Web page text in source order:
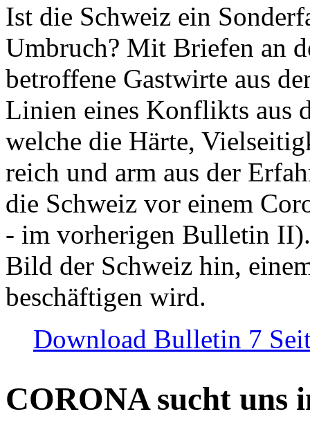
Ist die Schweiz ein
Umbruch? Mit Briefen an
betroffene Gastwirte aus
Linien eines Konflikts aus
welche die Härte,
reich und arm aus der
die Schweiz vor einem
- im vorherigen Bulletin
Bild der Schweiz hin,
beschäftigen wird.
Download Bulletin 7
CORONA sucht uns